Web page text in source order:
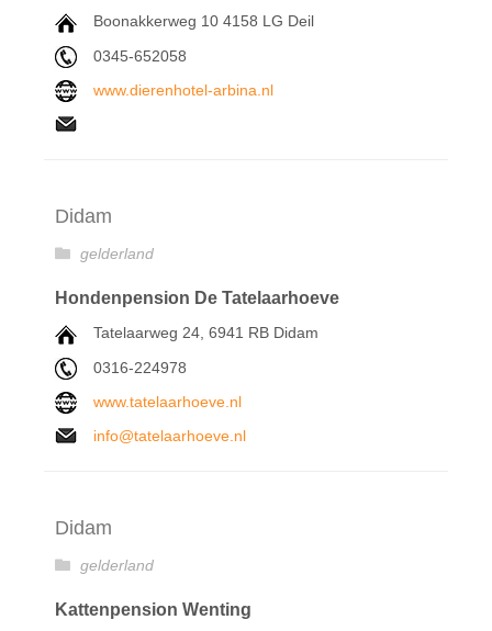
Boonakkerweg 10 4158 LG Deil
0345-652058
www.dierenhotel-arbina.nl
Didam
gelderland
Hondenpension De Tatelaarhoeve
Tatelaarweg 24, 6941 RB Didam
0316-224978
www.tatelaarhoeve.nl
info@tatelaarhoeve.nl
Didam
gelderland
Kattenpension Wenting